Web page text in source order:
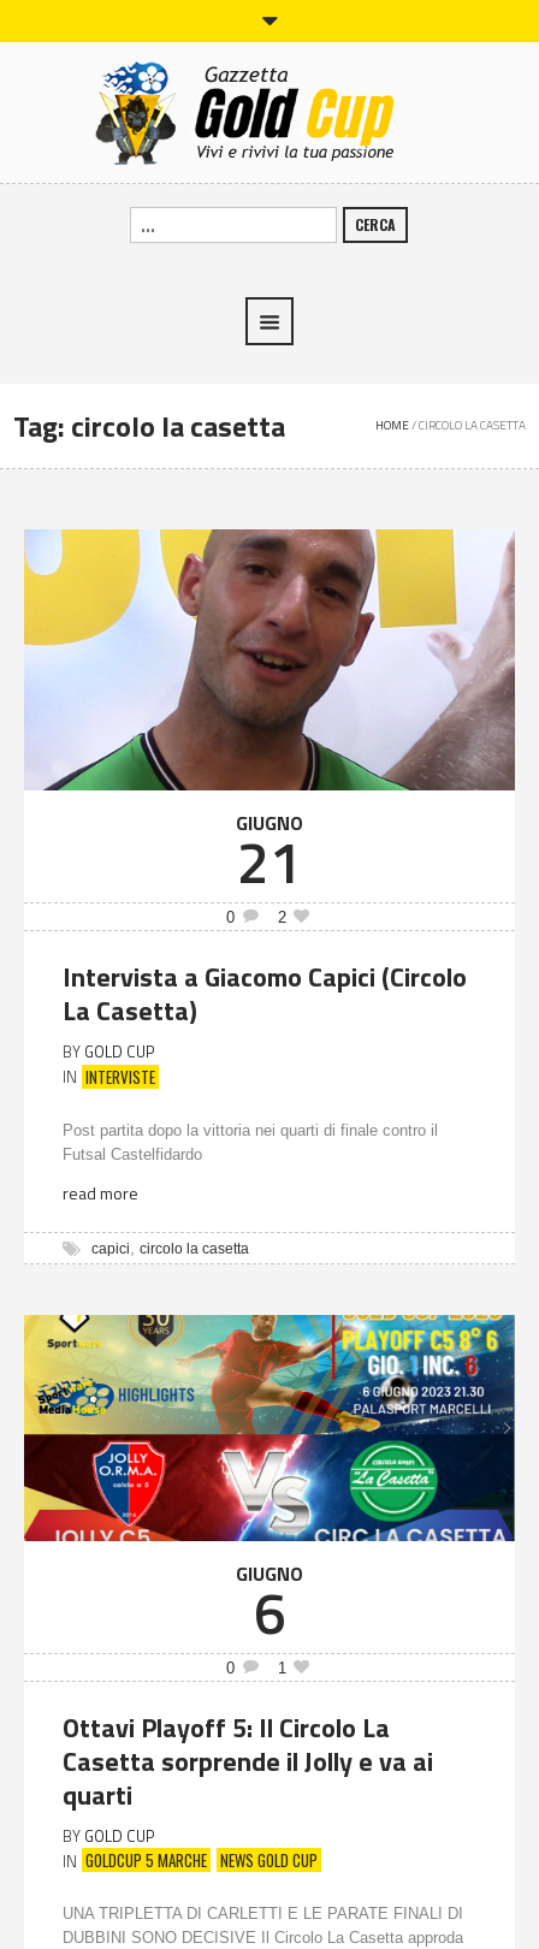
CERCA
Tag:circolo la casetta HOME/CIRCOLO LA CASETTA
GIUGNO
21
0 2
Intervista a Giacomo Capici (Circolo
La Casetta)
BY GOLD CUP
IN INTERVISTE
Post partita dopo la vittoria nei quarti di finale contro il
Futsal Castelfidardo
read more
capici circolo la casetta
GIUGNO
6
0 1
Ottavi Playoff 5: Il Circolo La
Casetta sorprende il Jolly e va ai
quarti
BY GOLD CUP
IN GOLDCUP 5 MARCHE NEWS GOLD CUP
UNA TRIPLETTA DI CARLETTI E LE PARATE FINALI DI
DUBBINI SONO DECISIVE Il Circolo La Casetta approda